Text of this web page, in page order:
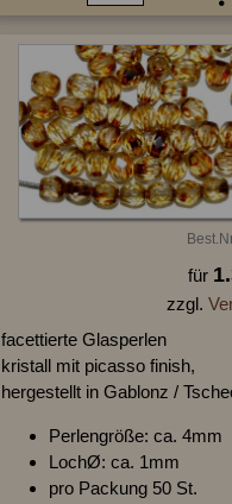
für
zzgl.
facettierte Glasperlen
kristall mit picasso finish,
hergestellt in Gablonz /
Perlengröße: ca. 4mm
LochØ: ca. 1mm
pro Packung 50 St.